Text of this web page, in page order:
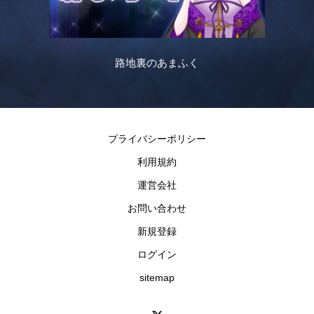
路地裏のあまふく
プライバシーポリシー
利用規約
運営会社
お問い合わせ
新規登録
ログイン
sitemap